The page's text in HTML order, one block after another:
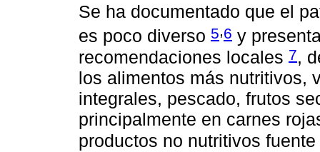
Se ha documentado que el
es poco diverso 5,6 y
recomendaciones locales 7,
los alimentos más nutritivos,
integrales, pescado, frutos
principalmente en carnes
productos no nutritivos